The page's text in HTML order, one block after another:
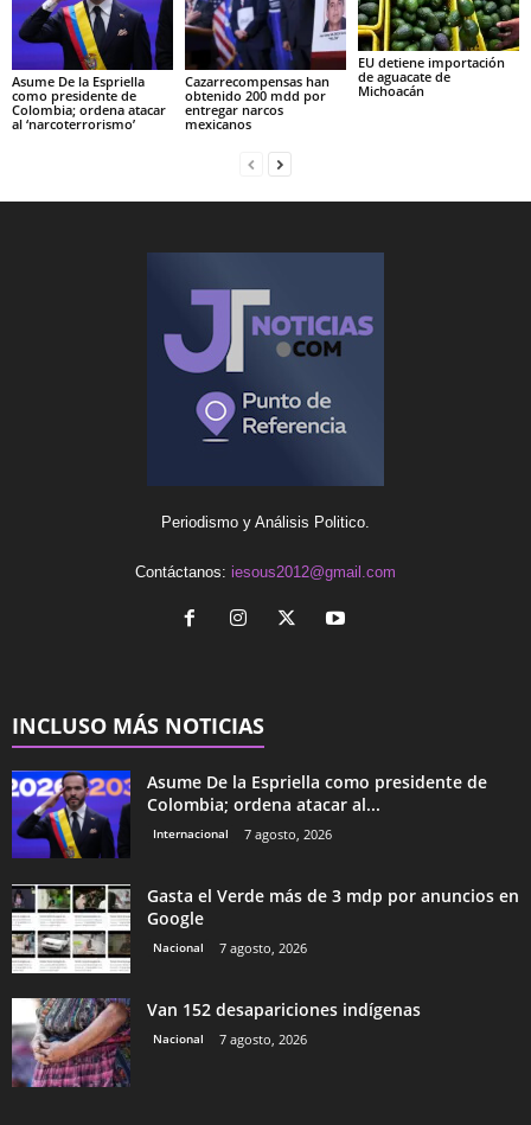
Asume De la Espriella
como presidente de
Colombia; ordena atacar
al ‘narcoterrorismo’
Cazarrecompensas han
obtenido 200 mdd por
entregar narcos
mexicanos
EU detiene importación
de aguacate de
Michoacán
Periodismo y Análisis Politico.
Contáctanos: iesous2012@gmail.com
INCLUSO MÁS NOTICIAS
Asume De la Espriella como presidente de
Colombia; ordena atacar al...
Internacional 7 agosto, 2026
Gasta el Verde más de 3 mdp por anuncios en
Google
Nacional 7 agosto, 2026
Van 152 desapariciones indígenas
Nacional 7 agosto, 2026